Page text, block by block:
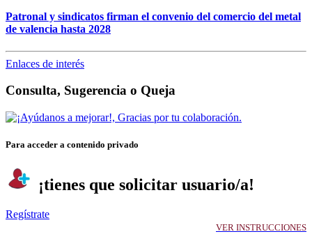
Patronal y sindicatos firman el convenio del comercio del metal
de valencia hasta 2028
Enlaces de interés
Consulta, Sugerencia o Queja
Para acceder a contenido privado
¡tienes que solicitar usuario/a!
Regístrate
VER INSTRUCCIONES